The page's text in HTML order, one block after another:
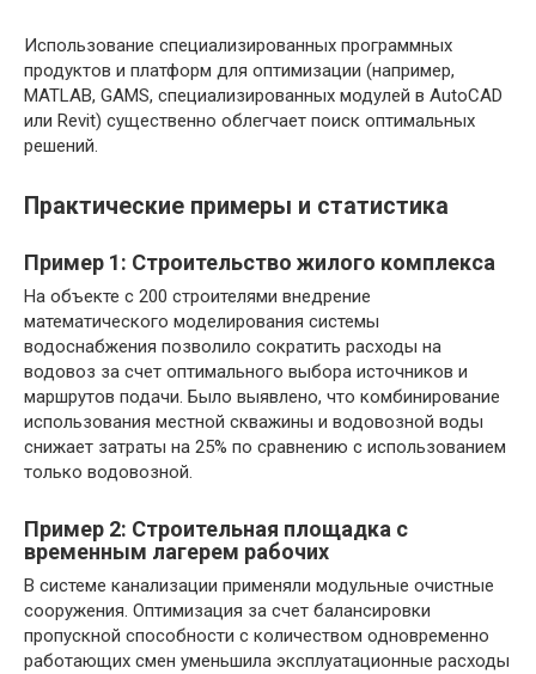
Использование специализированных программных
продуктов и платформ для оптимизации (например,
MATLAB, GAMS, специализированных модулей в AutoCAD
или Revit) существенно облегчает поиск оптимальных
решений.
Практические примеры и статистика
Пример 1: Строительство жилого комплекса
На объекте с 200 строителями внедрение
математического моделирования системы
водоснабжения позволило сократить расходы на
водовоз за счет оптимального выбора источников и
маршрутов подачи. Было выявлено, что комбинирование
использования местной скважины и водовозной воды
снижает затраты на 25% по сравнению с использованием
только водовозной.
Пример 2: Строительная площадка с
временным лагерем рабочих
В системе канализации применяли модульные очистные
сооружения. Оптимизация за счет балансировки
пропускной способности с количеством одновременно
работающих смен уменьшила эксплуатационные расходы